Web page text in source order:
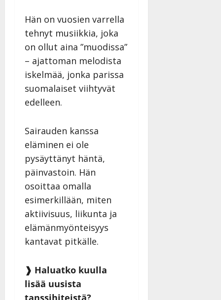
Hän on vuosien varrella
tehnyt musiikkia, joka
on ollut aina ”muodissa”
– ajattoman melodista
iskelmää, jonka parissa
suomalaiset viihtyvät
edelleen.
Sairauden kanssa
eläminen ei ole
pysäyttänyt häntä,
päinvastoin. Hän
osoittaa omalla
esimerkillään, miten
aktiivisuus, liikunta ja
elämänmyönteisyys
kantavat pitkälle.
❱ Haluatko kuulla
lisää uusista
tanssihiteistä?